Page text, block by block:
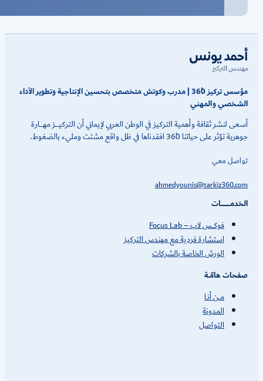
مؤسس تركيز 360ْ | مدرب وكوتش متخصص بتحسين الإنتاجية وتطوير الآداء
والمهني
لنشر ثقافة وأهمية التركيز في الوطن العربي لإيماني أن التركيــــــز مهــــــارة
تؤثر على حياتنا 360ْ افقدناها في ظل واقع مشتت ومليء بالضغوط.
معي
فوكـــس لاب – Focus Lab
استشارة فردية مع مهندس التركيز
الورش الخاصة بالشركات
هامّـــة
مـــن أنــا
المدونة
التواصل